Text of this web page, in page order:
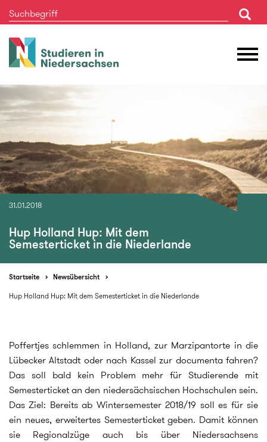
Studieren
in
31.01.2018
Hup Holland Hup: Mit dem
Semesterticket in die Niederlande
Startseite
Newsübersicht
Hup Holland Hup: Mit dem Semesterticket in die Niederlande
Poffertjes schlemmen in Holland, zur Marzipantorte in die
Lübecker Altstadt oder nach Kassel zur documenta fahren?
Das soll bald kein Problem mehr für Studierende mit
Semesterticket an den niedersächsischen Hochschulen sein.
Das Ziel: Bereits ab Wintersemester 2018/19 soll es für sie
ein neues, erweitertes Semesterticket geben. Damit können
sie Regionalzüge auch bis über Niedersachsens